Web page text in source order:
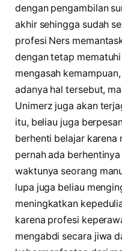
dengan pengambilan
akhir sehingga sudah
profesi Ners
dengan tetap
mengasah
adanya hal tersebut,
Unimerz juga akan
itu, beliau juga
berhenti belajar karena
pernah ada
waktunya seorang
lupa juga beliau
meningkatkan
karena profesi
mengabdi secara jiwa